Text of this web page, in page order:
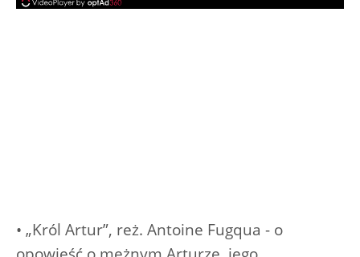
• „Król Artur”, reż. Antoine Fugqua - o